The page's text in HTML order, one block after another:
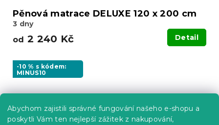
Abychom zajistili správné fungování našeho e-shopu a
poskytli Vám ten nejlepší zážitek z nakupování,
Pěnová matrace DELUXE 120 x 200 cm
3 dny
od 2 240 Kč Detail
-10 % s kódem:
MINUS10